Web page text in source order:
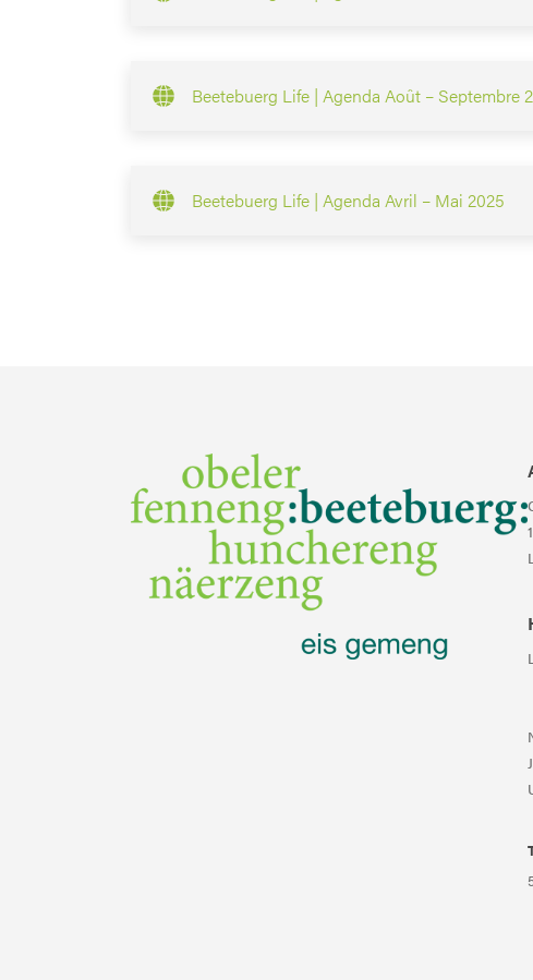
Beetebuerg Life | Agenda Août – Septembre
Beetebuerg Life | Agenda Avril – Mai 2025